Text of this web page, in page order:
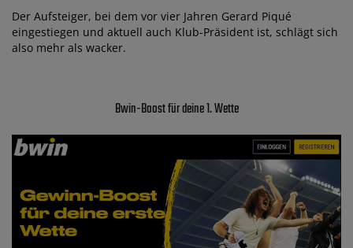
Der Aufsteiger, bei dem vor vier Jahren Gerard Piqué
eingestiegen und aktuell auch Klub-Präsident ist, schlägt sich
also mehr als wacker.
Bwin-Boost für deine 1. Wette